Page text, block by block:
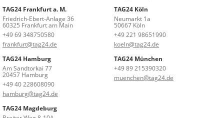
TAG24 Frankfurt a. M.
Friedrich-Ebert-Anlage 36
60325 Frankfurt am Main
+49 69 348750580
frankfurt@tag24.de
TAG24 Köln
Neumarkt 1a
50667 Köln
+49 221 98651990
koeln@tag24.de
TAG24 Hamburg
Am Sandtorkai 77
20457 Hamburg
+49 40 228608090
hamburg@tag24.de
TAG24 München
+49 89 215390320
muenchen@tag24.de
TAG24 Magdeburg